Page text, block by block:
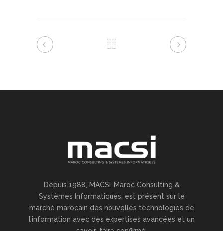
Depuis 1988, MACSI, Maroc Consulting &
Systèmes Informatiques, est présent sur le
marché marocain des nouvelles technologies de
l’information avec des expertises avancées et un